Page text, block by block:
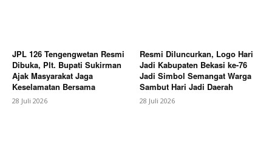
JPL 126 Tengengwetan Resmi
Dibuka, Plt. Bupati Sukirman
Ajak Masyarakat Jaga
Keselamatan Bersama
28 Juli 2026
Resmi Diluncurkan, Logo Hari
Jadi Kabupaten Bekasi ke-76
Jadi Simbol Semangat Warga
Sambut Hari Jadi Daerah
28 Juli 2026